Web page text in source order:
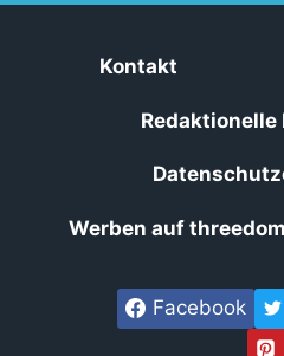
Kontakt
Werben auf
Facebook